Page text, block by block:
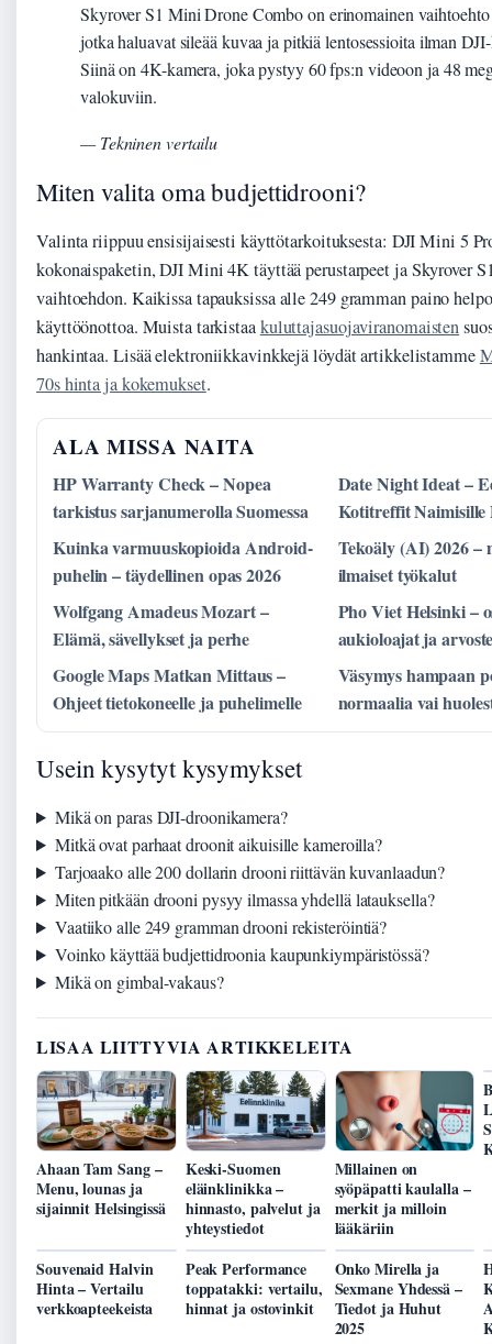
Skyrover S1 Mini Drone Combo on erinomainen
jotka haluavat sileää kuvaa ja pitkiä lentosessioita ilman
Siinä on 4K-kamera, joka pystyy 60 fps:n videoon ja 48
valokuviin.
— Tekninen vertailu
Miten valita oma budjettidrooni?
Valinta riippuu ensisijaisesti käyttötarkoituksesta: DJI Mini 5
kokonaispaketin, DJI Mini 4K täyttää perustarpeet ja Skyrover
vaihtoehdon. Kaikissa tapauksissa alle 249 gramman paino
käyttöönottoa. Muista tarkistaakuluttajasuojaviranomaisten
hankintaa. Lisää elektroniikkavinkkejä löydät artikkelistamme
70s hinta ja kokemukset.
ALA MISSA NAITA
HP Warranty Check – Nopea
tarkistus sarjanumerolla Suomessa
Date Night Ideat –
Kotitreffit Naimisille
Kuinka varmuuskopioida Android-
puhelin – täydellinen opas 2026
Tekoäly (AI) 2026 –
ilmaiset työkalut
Wolfgang Amadeus Mozart –
Elämä, sävellykset ja perhe
Pho Viet Helsinki –
aukioloajat ja
Google Maps Matkan Mittaus –
Ohjeet tietokoneelle ja puhelimelle
Väsymys hampaan
normaalia vai
Usein kysytyt kysymykset
Mikä on paras DJI-droonikamera?
Mitkä ovat parhaat droonit aikuisille kameroilla?
Tarjoaako alle 200 dollarin drooni riittävän kuvanlaadun?
Miten pitkään drooni pysyy ilmassa yhdellä latauksella?
Vaatiiko alle 249 gramman drooni rekisteröintiä?
Voinko käyttää budjettidroonia kaupunkiympäristössä?
Mikä on gimbal-vakaus?
LISAA LIITTYVIA ARTIKKELEITA
Ahaan Tam Sang –
Menu, lounas ja
sijainnit Helsingissä
Keski-Suomen
eläinklinikka –
hinnasto, palvelut ja
yhteystiedot
Millainen on
syöpäpatti kaulalla –
merkit ja milloin
lääkäriin
Souvenaid Halvin
Hinta – Vertailu
verkkoapteekeista
Peak Performance
toppatakki: vertailu,
hinnat ja ostovinkit
Onko Mirella ja
Sexmane Yhdessä –
Tiedot ja Huhut
2025